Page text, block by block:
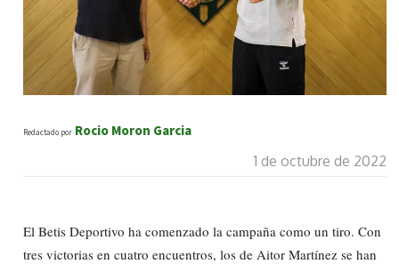
Redactado por Rocio Moron Garcia
1 de octubre de 2022
El Betis Deportivo ha comenzado la campaña como un tiro. Con
tres victorias en cuatro encuentros, los de Aitor Martínez se han